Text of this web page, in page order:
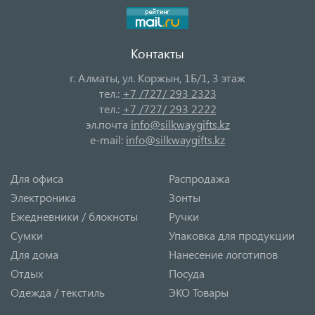
Контакты
г. Алматы, ул. Коржын, 1Б/1, 3 этаж
тел.: +7 /727/ 293 2323
тел.: +7 /727/ 293 2222
эл.почта info@silkwaygifts.kz
e-mail: info@silkwaygifts.kz
Для офиса
Электроника
Ежедневники / блокноты
Сумки
Для дома
Отдых
Одежда / текстиль
Распродажа
Зонты
Ручки
Упаковка для продукции
Нанесение логотипов
Посуда
ЭКО Товары